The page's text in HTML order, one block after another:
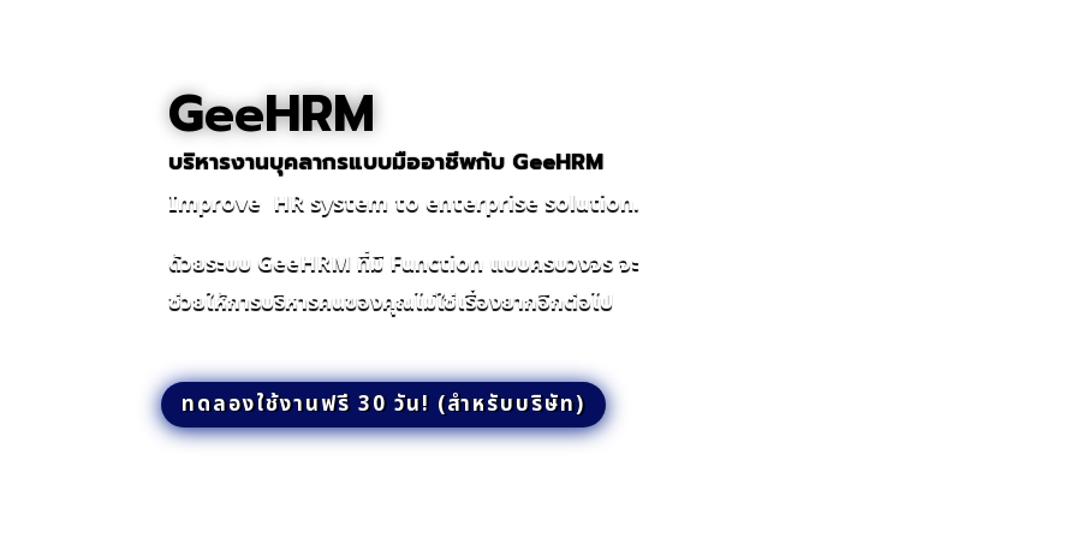
GeeHRM
บริหารงานบุคลากรแบบมืออาชีพกับ GeeHRM
Improve HR system to enterprise solution.
ด้วยระบบ GeeHRM ที่มี Function แบบครบวงจร จะ
ช่วยให้การบริหารคนของคุณไม่ใช่เรื่องยากอีกต่อไป
ทดลองใช้งานฟรี 30 วัน! (สำหรับบริษัท)